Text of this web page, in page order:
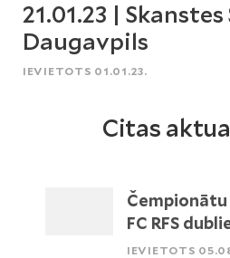
21.01.23 | Skanstes
Daugavpils
IEVIETOTS 01.01.23.
Citas
FC RFS
IEVIETOTS